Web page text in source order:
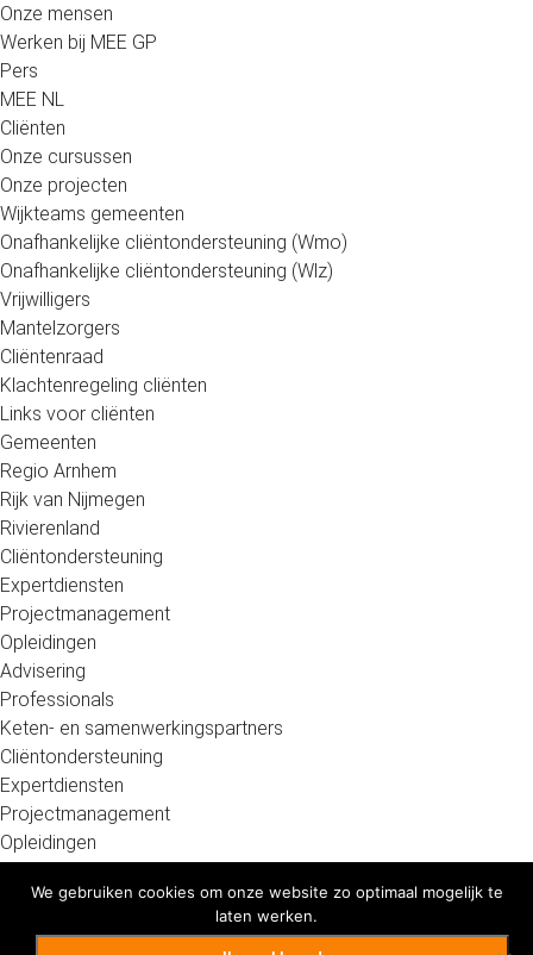
Onze mensen
Werken bij MEE GP
Pers
MEE NL
Cliënten
Onze cursussen
Onze projecten
Wijkteams gemeenten
Onafhankelijke cliëntondersteuning (Wmo)
Onafhankelijke cliëntondersteuning (Wlz)
Vrijwilligers
Mantelzorgers
Cliëntenraad
Klachtenregeling cliënten
Links voor cliënten
Gemeenten
Regio Arnhem
Rijk van Nijmegen
Rivierenland
Cliëntondersteuning
Expertdiensten
Projectmanagement
Opleidingen
Advisering
Professionals
Keten- en samenwerkingspartners
Cliëntondersteuning
Expertdiensten
Projectmanagement
Opleidingen
WerkWe gebruiken cookies om onze website zo optimaal mogelijk te
laten werken.